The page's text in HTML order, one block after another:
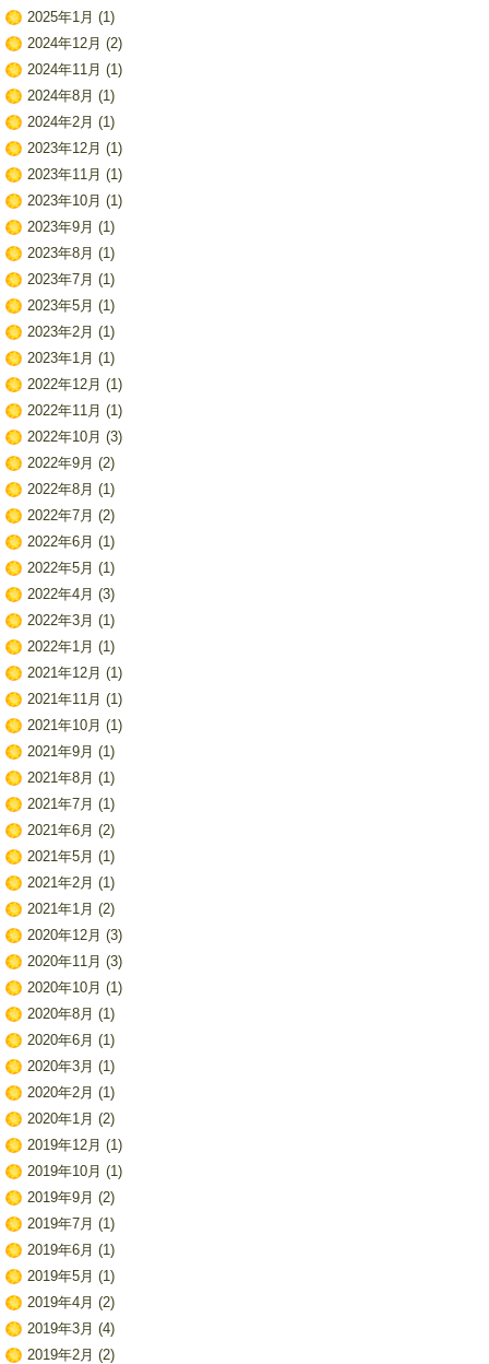
2025年1月 (1)
2024年12月 (2)
2024年11月 (1)
2024年8月 (1)
2024年2月 (1)
2023年12月 (1)
2023年11月 (1)
2023年10月 (1)
2023年9月 (1)
2023年8月 (1)
2023年7月 (1)
2023年5月 (1)
2023年2月 (1)
2023年1月 (1)
2022年12月 (1)
2022年11月 (1)
2022年10月 (3)
2022年9月 (2)
2022年8月 (1)
2022年7月 (2)
2022年6月 (1)
2022年5月 (1)
2022年4月 (3)
2022年3月 (1)
2022年1月 (1)
2021年12月 (1)
2021年11月 (1)
2021年10月 (1)
2021年9月 (1)
2021年8月 (1)
2021年7月 (1)
2021年6月 (2)
2021年5月 (1)
2021年2月 (1)
2021年1月 (2)
2020年12月 (3)
2020年11月 (3)
2020年10月 (1)
2020年8月 (1)
2020年6月 (1)
2020年3月 (1)
2020年2月 (1)
2020年1月 (2)
2019年12月 (1)
2019年10月 (1)
2019年9月 (2)
2019年7月 (1)
2019年6月 (1)
2019年5月 (1)
2019年4月 (2)
2019年3月 (4)
2019年2月 (2)